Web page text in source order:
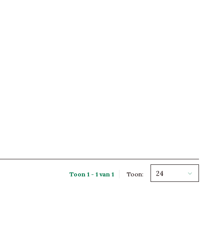
Toon 1 - 1 van 1 Toon: 24